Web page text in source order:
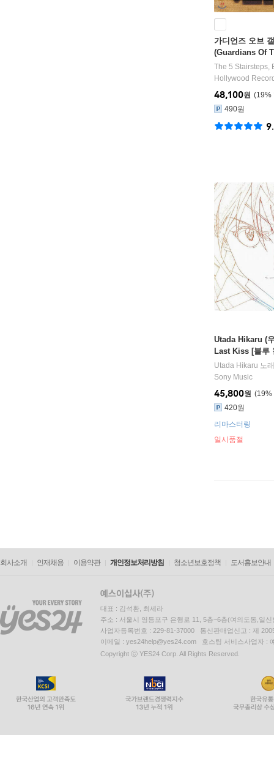
가디언즈 오브
(Guardians Of
Awesome Mix
The 5 Stairsteps,
Hollywood
19%
48,100원
490원
Utada Hikaru (
Last Kiss [블루
Utada Hikaru 노래
Sony Music
19%
45,800원
420원
일시품절
리마스터링
회사소개 인재채용 이용약관 개인정보처리방침 청소년보호정책 도서홍보안내
대표 : 김석환, 최세라
주소 : 서울시 영등포구 은행로 11, 5층~6층(여의도동,일신
사업자등록번호 : 229-81-37000 통신판매업신고 : 제
이메일 : yes24help@yes24.com 호스팅 서비스사업자 :
Copyright ⓒ YES24 Corp. All Rights Reserved.